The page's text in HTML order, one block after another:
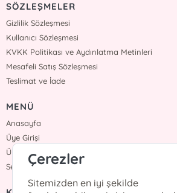
SÖZLEŞMELER
Gizlilik Sözleşmesi
Kullanıcı Sözleşmesi
KVKK Politikası ve Aydınlatma Metinleri
Mesafeli Satış Sözleşmesi
Teslimat ve İade
MENÜ
Anasayfa
Üye Girişi
Üye Ol
SepetimÇerezler
Sitemizden en iyi şekilde